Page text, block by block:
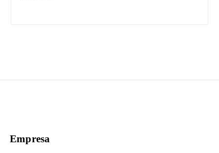
Empresa